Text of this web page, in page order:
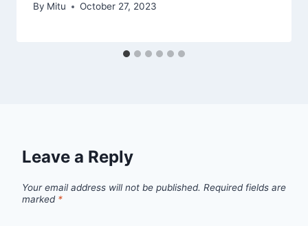
By Mitu October 27, 2023
Leave a Reply
Your email address will not be published. Required fields are
marked *